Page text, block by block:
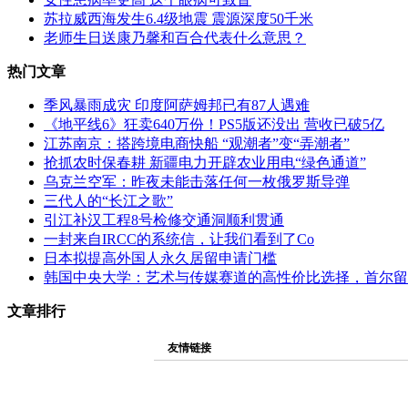
苏拉威西海发生6.4级地震 震源深度50千米
老师生日送康乃馨和百合代表什么意思？
热门文章
季风暴雨成灾 印度阿萨姆邦已有87人遇难
《地平线6》狂卖640万份！PS5版还没出 营收已破5亿
江苏南京：搭跨境电商快船 “观潮者”变“弄潮者”
抢抓农时保春耕 新疆电力开辟农业用电“绿色通道”
乌克兰空军：昨夜未能击落任何一枚俄罗斯导弹
三代人的“长江之歌”
引江补汉工程8号检修交通洞顺利贯通
一封来自IRCC的系统信，让我们看到了Co
日本拟提高外国人永久居留申请门槛
韩国中央大学：艺术与传媒赛道的高性价比选择，首尔
文章排行
友情链接